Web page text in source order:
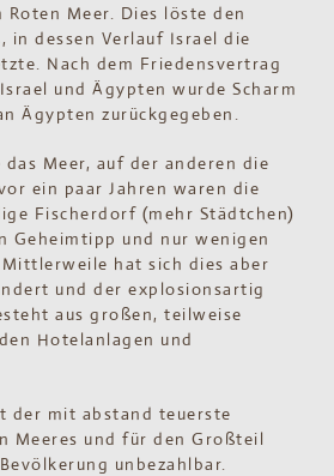
Meer. Dies löste den
in dessen Verlauf Israel die
Nach dem Friedensvertrag
und Ägypten wurde Scharm
Ägypten zurückgegeben.
Meer, auf der anderen die
ein paar Jahren waren die
Fischerdorf (mehr Städtchen)
Geheimtipp und nur wenigen
hat sich dies aber
und der explosionsartig
aus großen, teilweise
Hotelanlagen und
der mit abstand teuerste
Meeres und für den Großteil
unbezahlbar.